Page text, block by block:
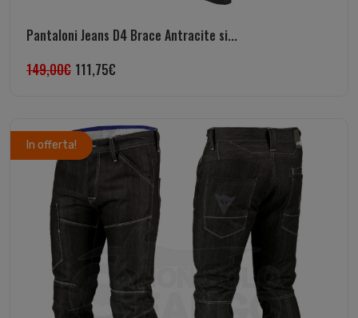
Pantaloni Jeans D4 Brace Antracite si...
149,00€ 111,75€
In offerta!